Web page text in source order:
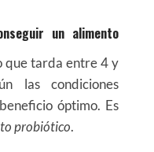
un alimento
que tarda entre 4 y
las condiciones
óptimo. Es
probiótico.